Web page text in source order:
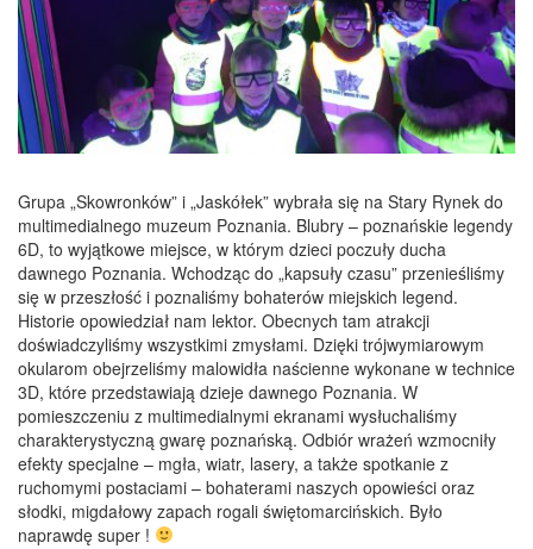
Grupa „Skowronków” i „Jaskółek” wybrała się na Stary Rynek do
multimedialnego muzeum Poznania. Blubry – poznańskie legendy
6D, to wyjątkowe miejsce, w którym dzieci poczuły ducha
dawnego Poznania. Wchodząc do „kapsuły czasu” przenieśliśmy
się w przeszłość i poznaliśmy bohaterów miejskich legend.
Historie opowiedział nam lektor. Obecnych tam atrakcji
doświadczyliśmy wszystkimi zmysłami. Dzięki trójwymiarowym
okularom obejrzeliśmy malowidła naścienne wykonane w technice
3D, które przedstawiają dzieje dawnego Poznania. W
pomieszczeniu z multimedialnymi ekranami wysłuchaliśmy
charakterystyczną gwarę poznańską. Odbiór wrażeń wzmocniły
efekty specjalne – mgła, wiatr, lasery, a także spotkanie z
ruchomymi postaciami – bohaterami naszych opowieści oraz
słodki, migdałowy zapach rogali świętomarcińskich. Było
naprawdę super !